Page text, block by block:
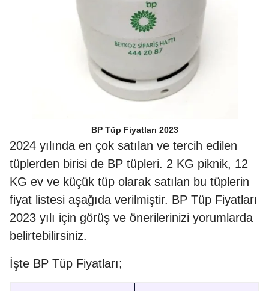
BP Tüp Fiyatları 2023
2024 yılında en çok satılan ve tercih edilen
tüplerden birisi de BP tüpleri. 2 KG piknik, 12
KG ev ve küçük tüp olarak satılan bu tüplerin
fiyat listesi aşağıda verilmiştir. BP Tüp Fiyatları
2023 yılı için görüş ve önerilerinizi yorumlarda
belirtebilirsiniz.
İşte BP Tüp Fiyatları;